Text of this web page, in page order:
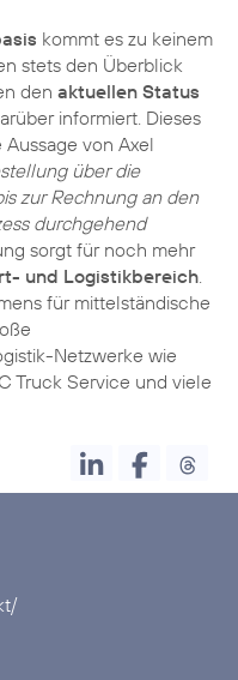
kommt es zu keinem
stets den Überblick
den aktuellen Status
informiert. Dieses
von Axel
über die
zur Rechnung an den
durchgehend
sorgt für noch mehr
und Logistikbereich.
für mittelständische
Netzwerke wie
Truck Service und viele